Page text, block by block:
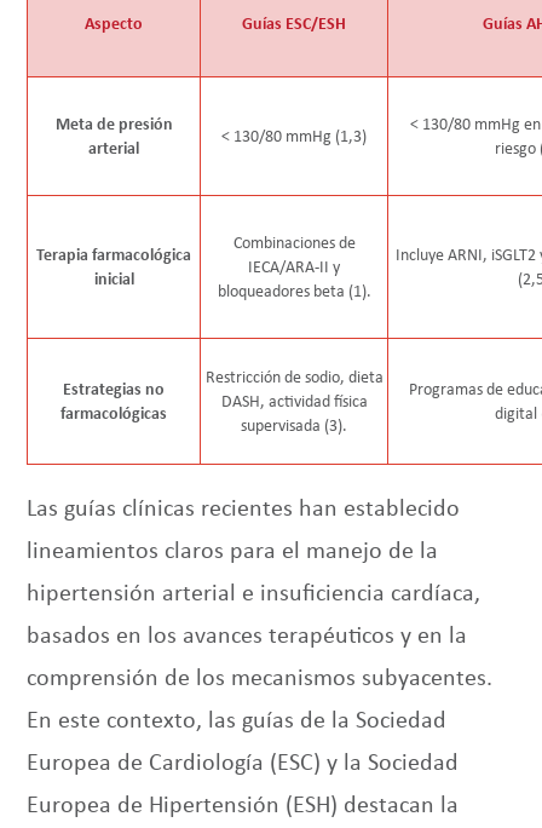
Aspecto Guías ESC/ESH Guías
Meta de presión
arterial
< 130/80 mmHg (1,3)
< 130/80 mmHg
riesgo
Terapia farmacológica
inicial
Combinaciones de
IECA/ARA-II y
bloqueadores beta (1).
Incluye ARNI,
Estrategias no
farmacológicas
Restricción de sodio, dieta
DASH, actividad física
supervisada (3).
Programas de
digital
Las guías clínicas recientes han establecido
lineamientos claros para el manejo de la
hipertensión arterial e insuficiencia cardíaca,
basados en los avances terapéuticos y en la
comprensión de los mecanismos subyacentes.
En este contexto, las guías de la Sociedad
Europea de Cardiología (ESC) y la Sociedad
Europea de Hipertensión (ESH) destacan la